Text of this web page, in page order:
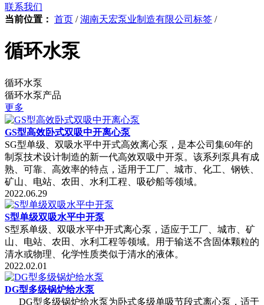
联系我们
当前位置： 首页 / 湖南天宏泵业制造有限公司标签 /
循环水泵
循环水泵
循环水泵产品
更多
GS型高效卧式双吸中开离心泵
SG型单级、双吸水平中开式高效离心泵，是本公司集60年的
制泵技术设计制造的新一代高效双吸中开泵。该系列泵具有成
熟、可靠、高效率的特点，适用于工厂、城市、化工、钢铁、
矿山、电站、农田、水利工程、吸砂船等领域。
2022.06.29
S型单级双吸水平中开泵
S型系单级、双吸水平中开式离心泵，适应于工厂、城市、矿
山、电站、农田、水利工程等领域。用于输送不含固体颗粒的
清水或物理、化学性质类似于清水的液体。
2022.02.01
DG型多级锅炉给水泵
DG型多级锅炉给水泵为卧式多级单吸节段式离心泵，适于